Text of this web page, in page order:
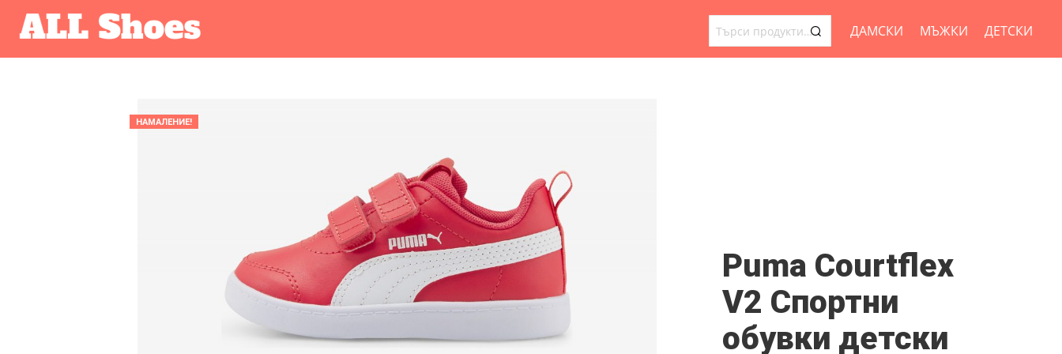
ТЪРСЕНЕ
ДАМСКИ МЪЖКИ ДЕТСКИ
НАМАЛЕНИЕ!
Puma Courtflex
V2 Спортни
обувки детски